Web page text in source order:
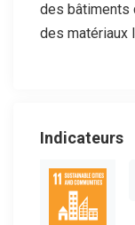
des bâtiments
des matériaux
Indicateurs